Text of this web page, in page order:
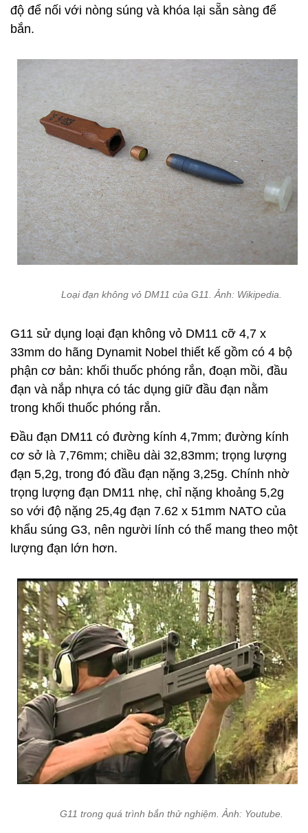
độ để nối với nòng súng và khóa lại sẵn sàng để
bắn.
Loại đạn không vỏ DM11 của G11. Ảnh: Wikipedia.
G11 sử dụng loại đạn không vỏ DM11 cỡ 4,7 x
33mm do hãng Dynamit Nobel thiết kế gồm có 4 bộ
phận cơ bản: khối thuốc phóng rắn, đoạn mồi, đầu
đạn và nắp nhựa có tác dụng giữ đầu đạn nằm
trong khối thuốc phóng rắn.
Đầu đạn DM11 có đường kính 4,7mm; đường kính
cơ sở là 7,76mm; chiều dài 32,83mm; trọng lượng
đạn 5,2g, trong đó đầu đạn nặng 3,25g. Chính nhờ
trọng lượng đạn DM11 nhẹ, chỉ nặng khoảng 5,2g
so với độ nặng 25,4g đạn 7.62 x 51mm NATO của
khẩu súng G3, nên người lính có thể mang theo một
lượng đạn lớn hơn.
G11 trong quá trình bắn thử nghiệm. Ảnh: Youtube.